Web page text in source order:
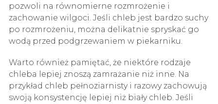
pozwoli na równomierne rozmrożenie i
zachowanie wilgoci. Jeśli chleb jest bardzo suchy
po rozmrożeniu, można delikatnie spryskać go
wodą przed podgrzewaniem w piekarniku.
Warto również pamiętać, że niektóre rodzaje
chleba lepiej znoszą zamrażanie niż inne. Na
przykład chleb pełnoziarnisty i razowy zachowują
swoją konsystencję lepiej niż biały chleb. Jeśli